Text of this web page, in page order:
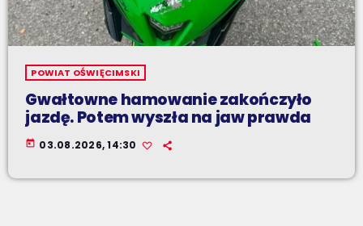
POWIAT OŚWIĘCIMSKI
Gwałtowne hamowanie zakończyło
jazdę. Potem wyszła na jaw prawda
today 03.08.2026, 14:30